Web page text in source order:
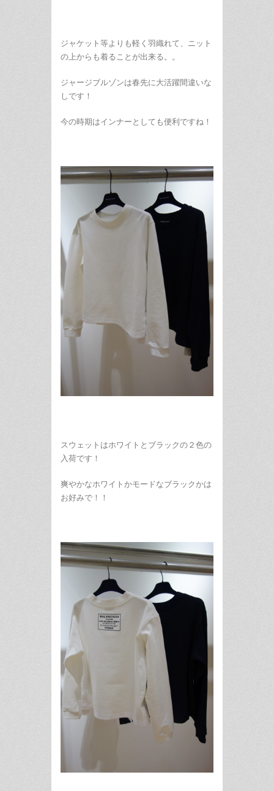
ジャケット等よりも軽く羽織れて、ニット
の上からも着ることが出来る。。
ジャージブルゾンは春先に大活躍間違いな
しです！
今の時期はインナーとしても便利ですね！
スウェットはホワイトとブラックの２色の
入荷です！
爽やかなホワイトかモードなブラックかは
お好みで！！